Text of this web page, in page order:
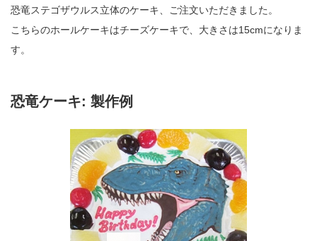
恐竜ステゴザウルス立体のケーキ、ご注文いただきました。
こちらのホールケーキはチーズケーキで、大きさは15cmになりま
す。
恐竜ケーキ: 製作例